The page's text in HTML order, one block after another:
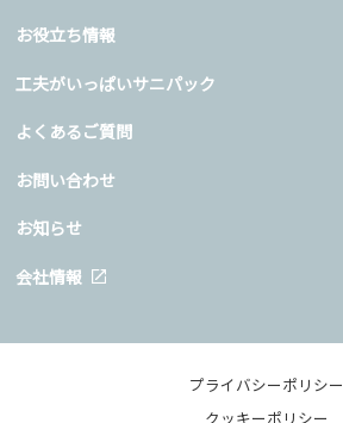
お役立ち情報
工夫がいっぱいサニパック
よくあるご質問
お問い合わせ
お知らせ
会社情報
プライバシーポリシー
クッキーポリシー